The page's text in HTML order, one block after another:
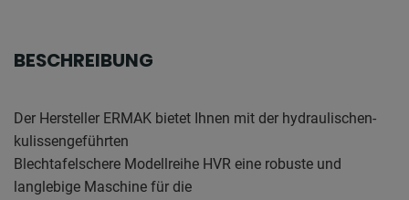
BESCHREIBUNG
Der Hersteller ERMAK bietet Ihnen mit der hydraulischen-
kulissengeführten
Blechtafelschere Modellreihe HVR eine robuste und
langlebige Maschine für die